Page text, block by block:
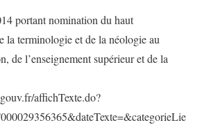
portant nomination du haut
la terminologie et de la néologie au
de l’enseignement supérieur et de la
affichTexte.do?